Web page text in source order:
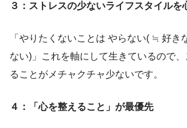
３：ストレスの少ないライフスタイルを
「やりたくないことは やらない( ≒ 好き
ない)」これを軸にして生きているので
ることがメチャクチャ少ないです。
４：「心を整えること」が最優先